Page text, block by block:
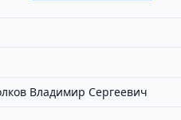
Владимир Сергеевич